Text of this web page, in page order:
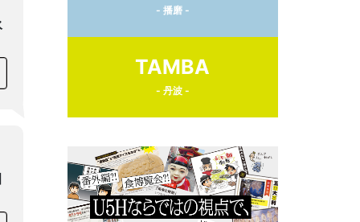
- 播磨 -
TAMBA
- 丹波 -